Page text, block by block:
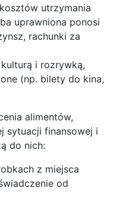
utrzymania
uprawniona ponosi
rachunki za
i rozrywką,
(np. bilety do kina,
alimentów,
sytuacji finansowej i
do nich:
z miejsca
od